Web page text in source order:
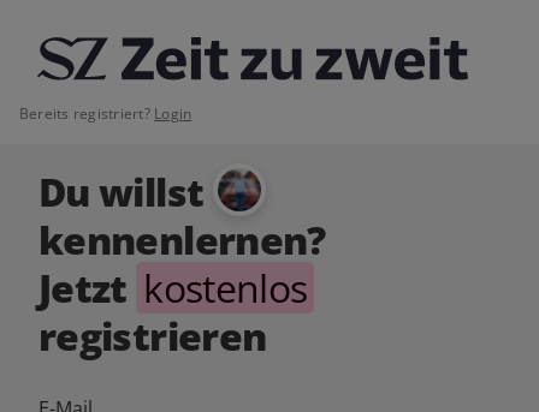
Bereits registriert? Login
Du willst
kennenlernen?
Jetzt kostenlos
registrieren